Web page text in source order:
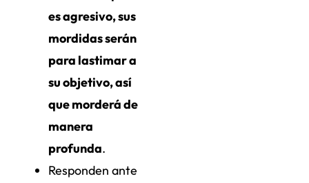
es agresivo, sus
mordidas serán
para lastimar a
su objetivo, así
que morderá de
manera
profunda.
Responden ante